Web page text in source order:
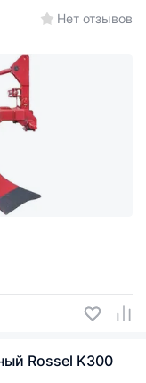
Нет отзывов
Rossel K300